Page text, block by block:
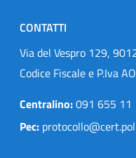
CONTATTI
Via del Vespro 129,
Codice Fiscale e P.Iva
Centralino:091 655 11
Pec: